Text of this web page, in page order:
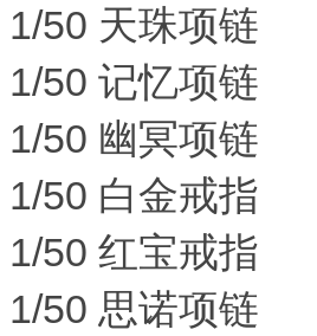
1/50 天珠项链
1/50 记忆项链
1/50 幽冥项链
1/50 白金戒指
1/50 红宝戒指
1/50 思诺项链